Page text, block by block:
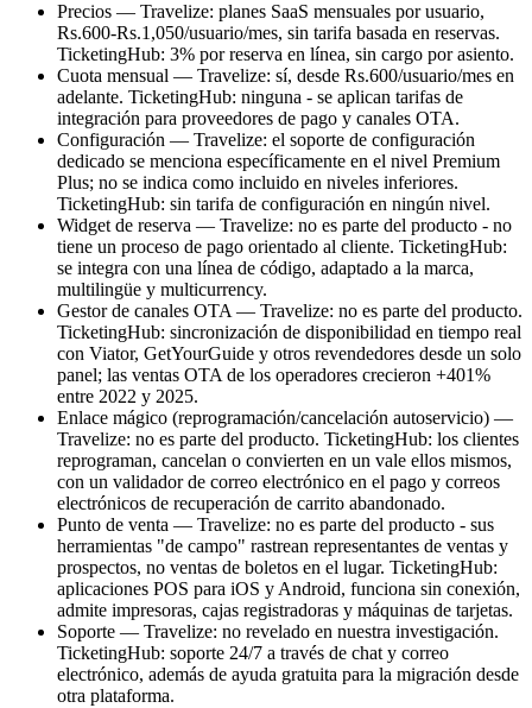
Precios — Travelize: planes SaaS mensuales por usuario,
Rs.600-Rs.1,050/usuario/mes, sin tarifa basada en reservas.
TicketingHub: 3% por reserva en línea, sin cargo por asiento.
Cuota mensual — Travelize: sí, desde Rs.600/usuario/mes en
adelante. TicketingHub: ninguna - se aplican tarifas de
integración para proveedores de pago y canales OTA.
Configuración — Travelize: el soporte de configuración
dedicado se menciona específicamente en el nivel Premium
Plus; no se indica como incluido en niveles inferiores.
TicketingHub: sin tarifa de configuración en ningún nivel.
Widget de reserva — Travelize: no es parte del producto - no
tiene un proceso de pago orientado al cliente. TicketingHub:
se integra con una línea de código, adaptado a la marca,
multilingüe y multicurrency.
Gestor de canales OTA — Travelize: no es parte del producto.
TicketingHub: sincronización de disponibilidad en tiempo real
con Viator, GetYourGuide y otros revendedores desde un solo
panel; las ventas OTA de los operadores crecieron +401%
entre 2022 y 2025.
Enlace mágico (reprogramación/cancelación autoservicio) —
Travelize: no es parte del producto. TicketingHub: los clientes
reprograman, cancelan o convierten en un vale ellos mismos,
con un validador de correo electrónico en el pago y correos
electrónicos de recuperación de carrito abandonado.
Punto de venta — Travelize: no es parte del producto - sus
herramientas "de campo" rastrean representantes de ventas y
prospectos, no ventas de boletos en el lugar. TicketingHub:
aplicaciones POS para iOS y Android, funciona sin conexión,
admite impresoras, cajas registradoras y máquinas de tarjetas.
Soporte — Travelize: no revelado en nuestra investigación.
TicketingHub: soporte 24/7 a través de chat y correo
electrónico, además de ayuda gratuita para la migración desde
otra plataforma.